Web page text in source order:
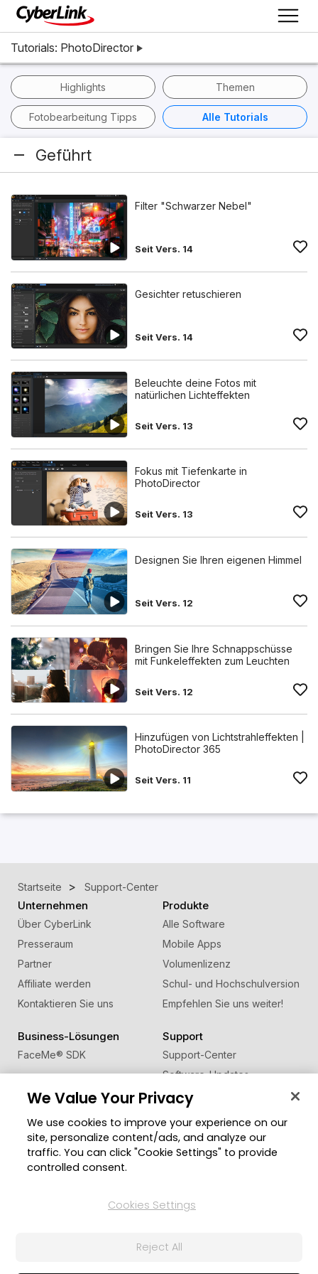
Tutorials: PhotoDirector
Highlights Themen
Fotobearbeitung Tipps Alle Tutorials
Geführt
Filter "Schwarzer Nebel"
Seit Vers. 14
Gesichter retuschieren
Seit Vers. 14
Beleuchte deine Fotos mit
natürlichen Lichteffekten
Seit Vers. 13
Fokus mit Tiefenkarte in
PhotoDirector
Seit Vers. 13
Designen Sie Ihren eigenen Himmel
Seit Vers. 12
Bringen Sie Ihre Schnappschüsse
mit Funkeleffekten zum Leuchten
Seit Vers. 12
Hinzufügen von Lichtstrahleffekten |
PhotoDirector 365
Seit Vers. 11
Startseite Support-Center
Unternehmen
Über CyberLink
Presseraum
Partner
Affiliate werden
Kontaktieren Sie uns
Produkte
Alle Software
Mobile Apps
Volumenlizenz
Schul- und Hochschulversion
Empfehlen Sie uns weiter!
Business-Lösungen
FaceMe® SDK
Support
Support-Center
Software-Updates
Lernen + Wissen
Community
Mitgliederbereich
Blog
Region ändern
© 2026 CyberLink Corp. Alle Rechte vorbehalten.
We Value Your Privacy
We use cookies to improve your experience on our
site, personalize content/ads, and analyze our
traffic. You can click "Cookie Settings" to provide
controlled consent.
Cookies Settings
Reject All